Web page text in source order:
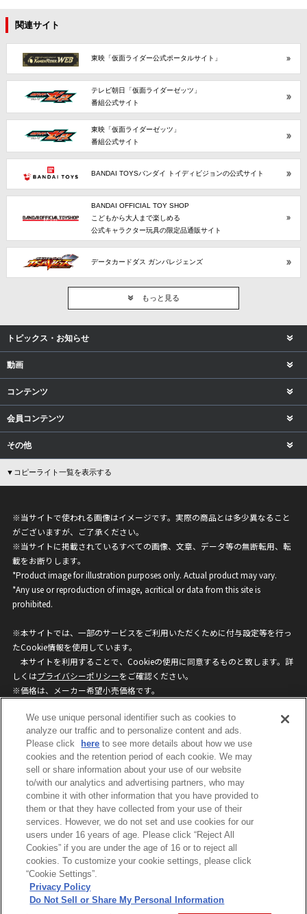
関連サイト
東映「仮面ライダー公式ポータルサイト」
テレビ朝日「仮面ライダーゼッツ」
番組公式サイト
東映「仮面ライダーゼッツ」
番組公式サイト
BANDAI TOYSバンダイ トイディビジョンの公式サイト
BANDAI OFFICIAL TOY SHOP
こどもから大人まで楽しめる
公式キャラクター玩具の限定品通販サイト
データカードダス ガンバレジェンズ
もっと見る
トピックス・お知らせ
動画
コンテンツ
会員コンテンツ
その他
▼コピーライト一覧を表示する
※当サイトで使われる画像はイメージです。実際の商品とは多少異なること
がございますが、ご了承ください。
※当サイトに掲載されているすべての画像、文章、データ等の無断転用、転
載をお断りします。
*Product image for illustration purposes only. Actual product may vary.
*Any use or reproduction of image, acritical or data from this site is
prohibited.
※本サイトでは、一部のサービスをご利用いただくために付与設定等を行っ
たCookie情報を使用しています。
本サイトを利用することで、Cookieの使用に同意するものと致します。詳
しくはプライバシーポリシーをご確認ください。
※価格は、メーカー希望小売価格です。
ざいますのでご了承ください。
privacypolicy
Do Not Sell or Share My
Personal Information
ウェブサイトご利用条件
ソーシャルメディアポリシー
個人情報保護方針
お問い合わせ
©BANDAI
コピーライト一覧を表示する
We use unique personal identifier such as cookies to
analyze our traffic and to personalize content and ads.
Please click
here to see more details about how we use
cookies and the retention period of each cookie. We may
sell or share information about your use of our website
to/with our analytics and advertising partners, who may
combine it with other information that you have provided to
them or that they have collected from your use of their
services. However, we do not set and use cookies for our
users under 16 years of age. Please click “Reject All
Cookies” if you are under the age of 16 or to reject all
cookies. To customize your cookie settings, please click
“Cookie Settings”.
Privacy Policy
Do Not Sell or Share My Personal Information